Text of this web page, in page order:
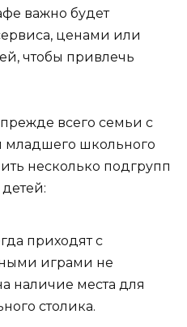
важно будет
ценами или
чтобы привлечь
всего семьи с
младшего школьного
несколько подгрупп
приходят с
играми не
наличие места для
столика.